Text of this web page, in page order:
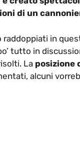
di un
in
tutto in
La posizione
alcuni